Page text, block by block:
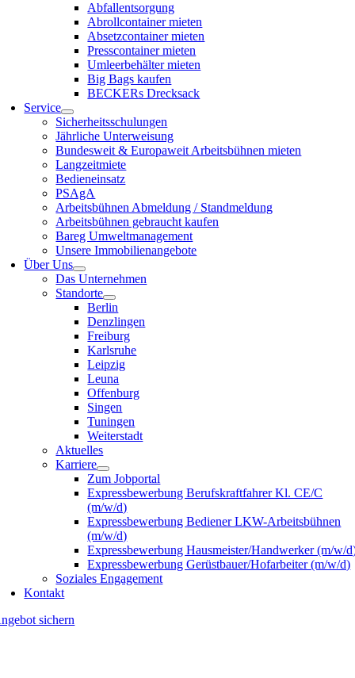
Abfallentsorgung
Abrollcontainer mieten
Absetzcontainer mieten
Presscontainer mieten
Umleerbehälter mieten
Big Bags kaufen
BECKERs Drecksack
Service
Sicherheitsschulungen
Jährliche Unterweisung
Bundesweit & Europaweit Arbeitsbühnen mieten
Langzeitmiete
Bedieneinsatz
PSAgA
Arbeitsbühnen Abmeldung / Standmeldung
Arbeitsbühnen gebraucht kaufen
Bareg Umweltmanagement
Unsere Immobilienangebote
Über Uns
Das Unternehmen
Standorte
Berlin
Denzlingen
Freiburg
Karlsruhe
Leipzig
Leuna
Offenburg
Singen
Tuningen
Weiterstadt
Aktuelles
Karriere
Zum Jobportal
Expressbewerbung Berufskraftfahrer Kl. CE/C
(m/w/d)
Expressbewerbung Bediener LKW-Arbeitsbühnen
(m/w/d)
Expressbewerbung Hausmeister/Handwerker (m/w/
Expressbewerbung Gerüstbauer/Hofarbeiter (m/w/d)
Soziales Engagement
Kontakt
sichern